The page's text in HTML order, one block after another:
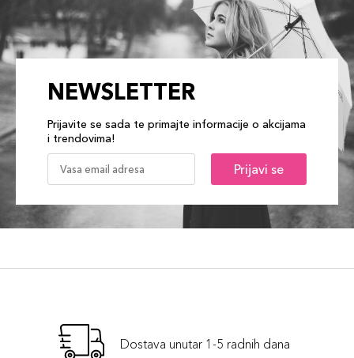
NEWSLETTER
Prijavite se sada te primajte informacije o akcijama
i trendovima!
Prijavi se
Dostava unutar 1-5 radnih dana